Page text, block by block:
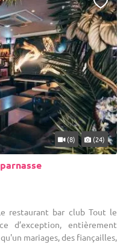
(8) (24)
restaurant bar club Tout le
d’exception, entièrement
mariages, des fiançailles,